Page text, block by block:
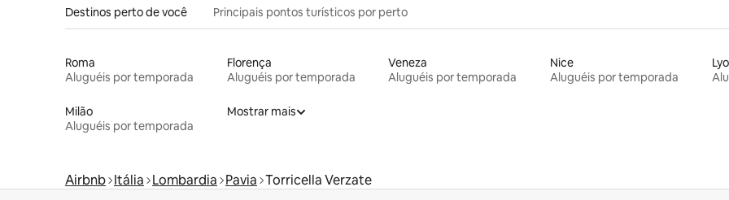
Destinos perto de você Principais pontos turísticos por perto
Roma
Aluguéis por temporada
Florença
Aluguéis por temporada
Veneza
Aluguéis por temporada
Nice
Aluguéis por temporada
Milão
Aluguéis por temporada
Mostrar mais
Airbnb Itália Lombardia Pavia Torricella Verzate